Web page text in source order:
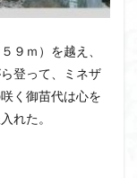
５９ｍ）を越え、
登って、ミネザ
く御苗代は心を
れた。